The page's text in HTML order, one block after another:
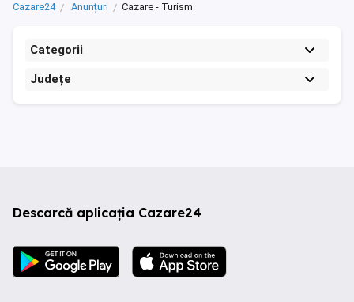
Cazare24 Anunțuri Cazare - Turism
Categorii
Județe
Descarcă aplicația Cazare24